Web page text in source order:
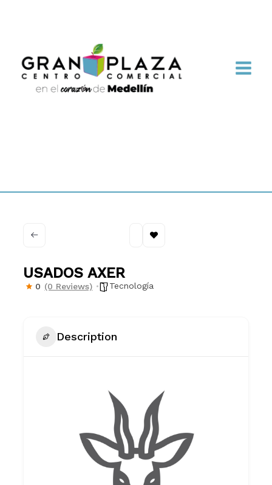
USADOS AXER
0 (0 Reviews) Tecnología
Description